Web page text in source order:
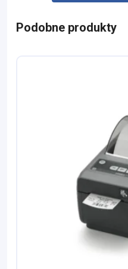
Podobne produkty